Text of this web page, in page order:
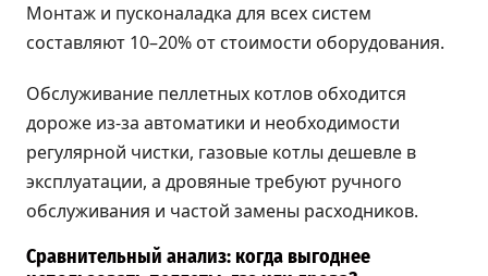
Монтаж и пусконаладка для всех систем
составляют 10–20% от стоимости оборудования.
Обслуживание пеллетных котлов обходится
дороже из-за автоматики и необходимости
регулярной чистки, газовые котлы дешевле в
эксплуатации, а дровяные требуют ручного
обслуживания и частой замены расходников.
Сравнительный анализ: когда выгоднее